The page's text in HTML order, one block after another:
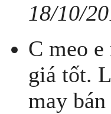
18/10/
C meo
giá tốt.
may